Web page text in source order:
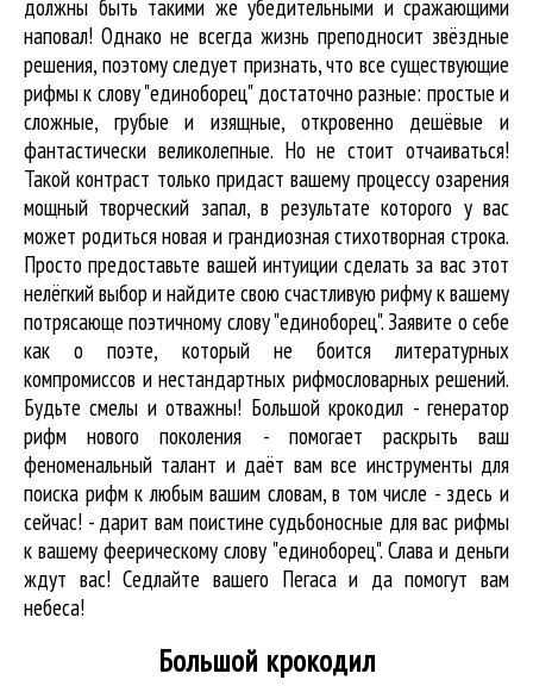
должны быть такими же убедительными и сражающими
наповал! Однако не всегда жизнь преподносит звёздные
решения, поэтому следует признать, что все существующие
рифмы к слову "единоборец" достаточно разные: простые и
сложные, грубые и изящные, откровенно дешёвые и
фантастически великолепные. Но не стоит отчаиваться!
Такой контраст только придаст вашему процессу озарения
мощный творческий запал, в результате которого у вас
может родиться новая и грандиозная стихотворная строка.
Просто предоставьте вашей интуиции сделать за вас этот
нелёгкий выбор и найдите свою счастливую рифму к вашему
потрясающе поэтичному слову "единоборец". Заявите о себе
как о поэте, который не боится литературных
компромиссов и нестандартных рифмословарных решений.
Будьте смелы и отважны! Большой крокодил - генератор
рифм нового поколения - помогает раскрыть ваш
феноменальный талант и даёт вам все инструменты для
поиска рифмк любым вашим словам, в том числе - здесь и
сейчас! - дарит вам поистине судьбоносные для вас рифмы
к вашему феерическому слову "единоборец". Слава и деньги
ждут вас! Седлайте вашего Пегаса и да помогут вам
небеса!
Большой крокодил